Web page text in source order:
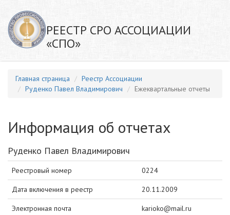
РЕЕСТР СРО АССОЦИАЦИИ
«СПО»
Главная страница
Реестр Ассоциации
Руденко Павел Владимирович
Ежеквартальные отчеты
Информация об отчетах
Руденко Павел Владимирович
Реестровый номер 0224
Дата включения в реестр 20.11.2009
Электронная почта karioko@mail.ru